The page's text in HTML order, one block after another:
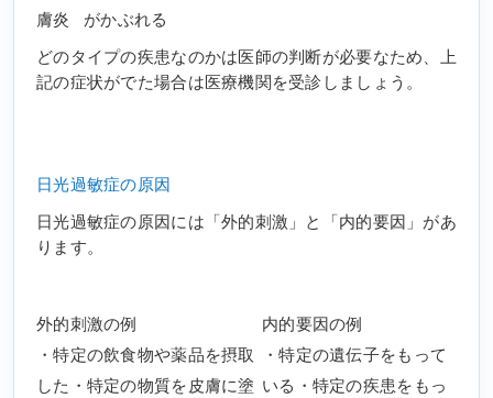
膚炎
がかぶれる
どのタイプの疾患なのかは医師の判断が必要なため、上
記の症状がでた場合は医療機関を受診しましょう。
日光過敏症の原因
日光過敏症の原因には「外的刺激」と「内的要因」があ
ります。
外的刺激の例
内的要因の例
・特定の飲食物や薬品を摂取
した・特定の物質を皮膚に塗
・特定の遺伝子をもって
いる・特定の疾患をもっ